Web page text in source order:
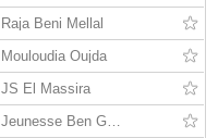
Raja Beni Mellal
Mouloudia Oujda
JS El Massira
Jeunesse Ben Guerir